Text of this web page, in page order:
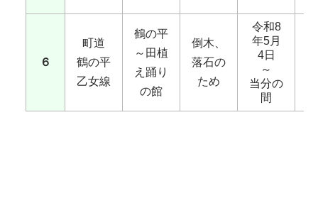
６
町道
鶴の平
乙女線
鶴の平
～田植
え踊り
の館
倒木、
落石の
ため
令和8
年5月
4日
～
当分の
間